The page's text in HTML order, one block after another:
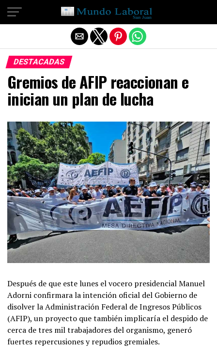
DESTACADAS
Gremios de AFIP reaccionan e
inician un plan de lucha
Después de que este lunes el vocero presidencial Manuel
Adorni confirmara la intención oficial del Gobierno de
disolver la Administración Federal de Ingresos Públicos
(AFIP), un proyecto que también implicaría el despido de
cerca de tres mil trabajadores del organismo, generó
fuertes repercusiones y repudios gremiales.
Salir de la versión móvil